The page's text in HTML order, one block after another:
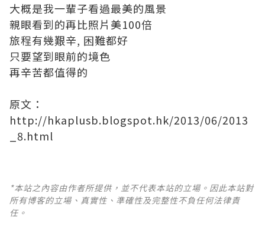
大概是我一輩子看過最美的風景
親眼看到的再比照片美100倍
旅程有幾艱辛, 困難都好
只要望到眼前的境色
再辛苦都值得的
原文：
http://hkaplusb.blogspot.hk/2013/06/2013
_8.html
*本站之內容由作者所提供，並不代表本站的立場。因此本站對
所有博客的立場、真實性、準確性及完整性不負任何法律責
任。